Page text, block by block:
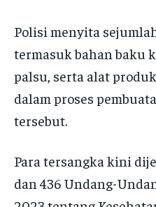
Polisi menyita
termasuk bahan baku
palsu, serta alat
dalam proses
tersebut.
Para tersangka kini
dan 436 Undang-